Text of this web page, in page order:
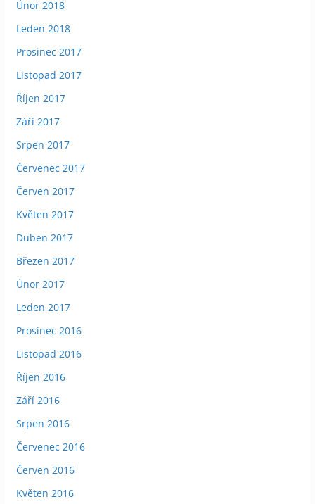
Únor 2018
Leden 2018
Prosinec 2017
Listopad 2017
Říjen 2017
Září 2017
Srpen 2017
Červenec 2017
Červen 2017
Květen 2017
Duben 2017
Březen 2017
Únor 2017
Leden 2017
Prosinec 2016
Listopad 2016
Říjen 2016
Září 2016
Srpen 2016
Červenec 2016
Červen 2016
Květen 2016